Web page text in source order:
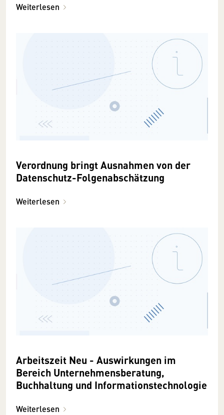
Weiterlesen
Verordnung bringt Ausnahmen von der
Datenschutz-Folgenabschätzung
Weiterlesen
Arbeitszeit Neu - Auswirkungen im
Bereich Unternehmensberatung,
Buchhaltung und Informationstechnologie
Weiterlesen